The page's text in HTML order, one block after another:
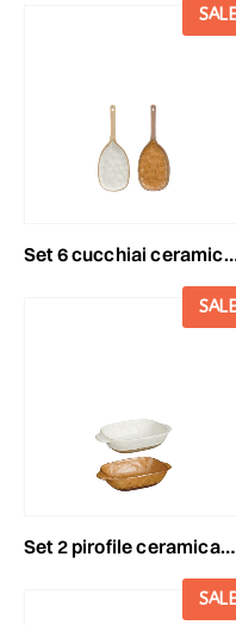
SALE
set 6 cucchiai ceramica20,5x8 cm h.1 cm -elm- beige/marrone
SALE
set 2 pirofile ceramica20,5x12 cm h.4,5 cm -elm- beige/marrone
SALE